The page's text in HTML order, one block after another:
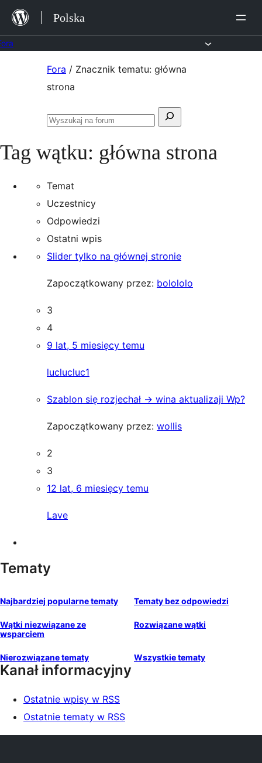
Przejdź
treści
Polska
Fora / Znacznik tematu: główna
strona
Szukaj:
Przeszukaj
Tag wątku: główna strona
Temat
Uczestnicy
Odpowiedzi
Ostatni wpis
Slider tylko na głównej stronie
Zapoczątkowany przez: bolololo
3
4
9 lat, 5 miesięcy temu
luclucluc1
Szablon się rozjechał -> wina aktualizaji Wp?
Zapoczątkowany przez: wollis
2
3
12 lat, 6 miesięcy temu
Lave
Tematy
Najbardziej popularne tematy Tematy bez odpowiedzi
Wątki niezwiązane ze
wsparciem
Rozwiązane wątki
Nierozwiązane tematy Wszystkie tematy
Kanał informacyjny
Ostatnie wpisy w RSS
Ostatnie tematy w RSS